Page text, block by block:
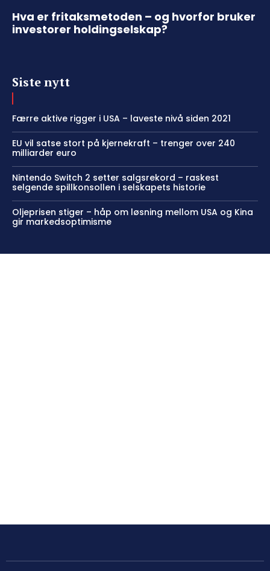
Hva er fritaksmetoden – og hvorfor bruker
investorer holdingselskap?
Siste nytt
Færre aktive rigger i USA – laveste nivå siden 2021
EU vil satse stort på kjernekraft – trenger over 240
milliarder euro
Nintendo Switch 2 setter salgsrekord – raskest
selgende spillkonsollen i selskapets historie
Oljeprisen stiger – håp om løsning mellom USA og Kina
gir markedsoptimisme